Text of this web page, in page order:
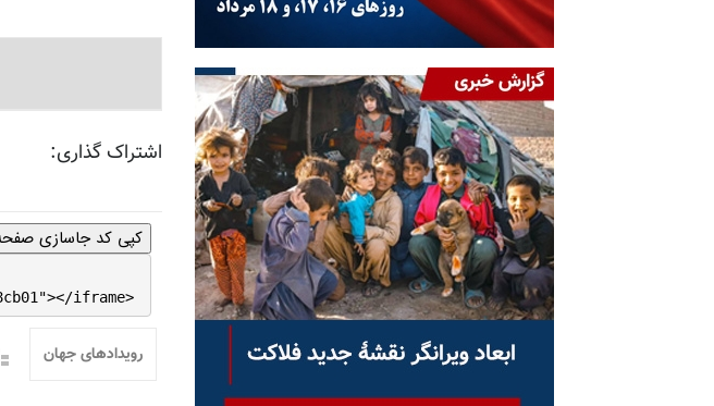
اشتراک گذاری:
کپی کد جاسازی
iframe>
رویدادهای جهان